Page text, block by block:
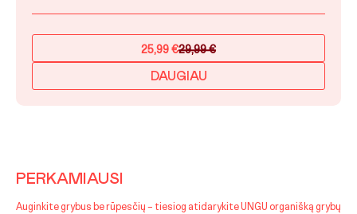
29,99€
Original
price
was:
25,99 €
Current
price
is:
DAUGIAU
PERKAMIAUSI
Auginkite grybus be rūpesčių – tiesiog atidarykite UNGU organišką grybų